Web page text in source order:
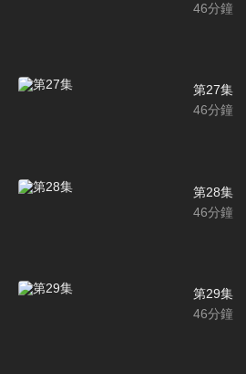
46分鐘
第27集
46分鐘
第28集
46分鐘
第29集
46分鐘